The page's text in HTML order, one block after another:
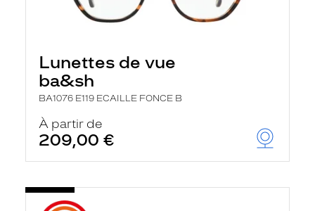
Lunettes de vue
ba&sh
BA1076 E119 ECAILLE FONCE B
À partir de
209,00 €